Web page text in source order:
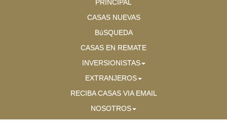
PRINCIPAL
CASAS NUEVAS
BúSQUEDA
CASAS EN REMATE
INVERSIONISTAS
EXTRANJEROS
RECIBA CASAS VIA EMAIL
NOSOTROS